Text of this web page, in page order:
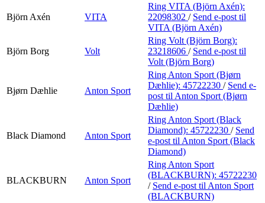
Björn Axén VITA
Ring VITA (Björn Axén):
22098302 / Send e-post til
VITA (Björn Axén)
Björn Borg Volt
Ring Volt (Björn Borg):
23218606 / Send e-post til
Volt (Björn Borg)
Bjørn Dæhlie Anton Sport
Ring Anton Sport (Bjørn
Dæhlie): 45722230 / Send e-
post til Anton Sport (Bjørn
Dæhlie)
Black Diamond Anton Sport
Ring Anton Sport (Black
Diamond): 45722230 / Send
e-post til Anton Sport (Black
Diamond)
BLACKBURN Anton Sport
Ring Anton Sport
(BLACKBURN): 45722230
/ Send e-post til Anton Sport
(BLACKBURN)